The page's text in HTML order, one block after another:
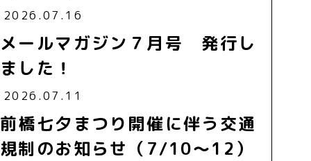
2026.07.16
メールマガジン７月号 発行し
ました！
2026.07.11
前橋七夕まつり開催に伴う交通
規制のお知らせ（7/10～12）